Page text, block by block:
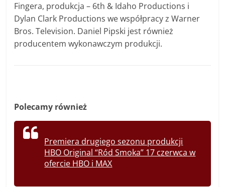
Fingera, produkcja – 6th & Idaho Productions i
Dylan Clark Productions we współpracy z Warner
Bros. Television. Daniel Pipski jest również
producentem wykonawczym produkcji.
Polecamy również
Premiera drugiego sezonu produkcji
HBO Original “Ród Smoka” 17 czerwca w
ofercie HBO i MAX